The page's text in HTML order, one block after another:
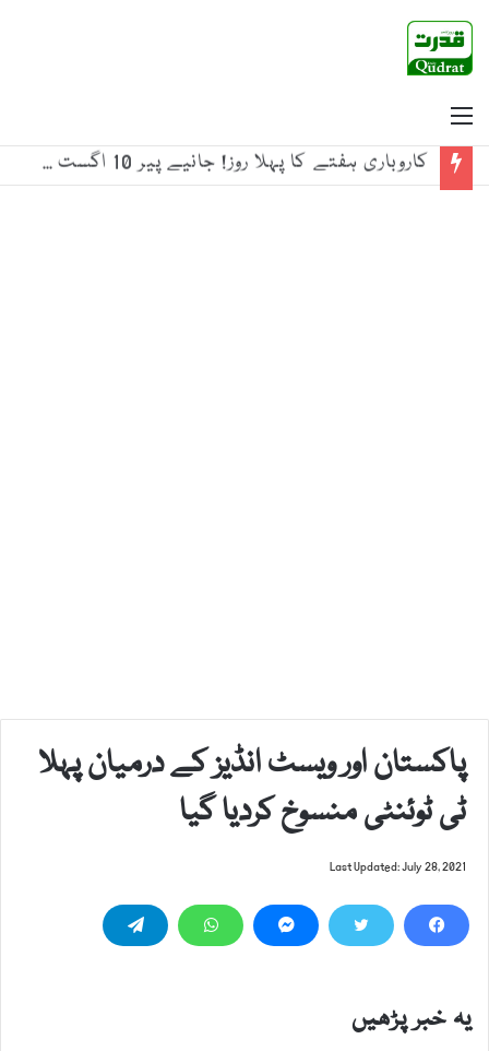
کاروباری ہفتے کا پہلا روز! جانیے پیر 10 اگست 2026 کو فی تولہ سونا کتنے میں ہے دستیاب
پاکستان اور ویسٹ انڈیز کے درمیان پہلا
ٹی ٹوئنٹی منسوخ کردیا گیا
Last Updated: July 28, 2021
یہ خبر پڑھیں